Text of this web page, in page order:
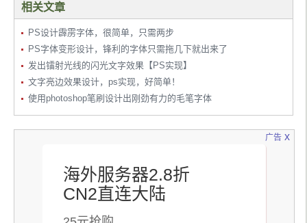
相关文章
PS设计霹雳字体，很简单，只需两步
PS字体变形设计，锋利的字体只需拖几下就出来了
发出镭射光线的闪光文字效果【PS实现】
文字亮边效果设计，ps实现，好简单！
使用photoshop笔刷设计出刚劲有力的毛笔字体
广告
海外服务器2.8折
CN2直连大陆
x